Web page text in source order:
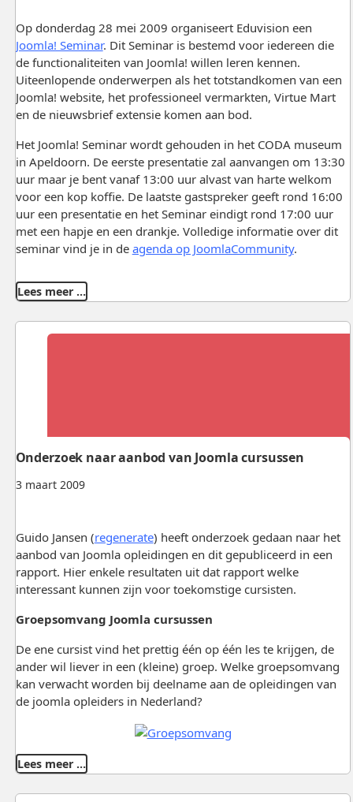
Op donderdag 28 mei 2009 organiseert Eduvision een
Joomla! Seminar. Dit Seminar is bestemd voor iedereen die
de functionaliteiten van Joomla! willen leren kennen.
Uiteenlopende onderwerpen als het totstandkomen van een
Joomla! website, het professioneel vermarkten, Virtue Mart
en de nieuwsbrief extensie komen aan bod.
Het Joomla! Seminar wordt gehouden in het CODA museum
in Apeldoorn. De eerste presentatie zal aanvangen om 13:30
uur maar je bent vanaf 13:00 uur alvast van harte welkom
voor een kop koffie. De laatste gastspreker geeft rond 16:00
uur een presentatie en het Seminar eindigt rond 17:00 uur
met een hapje en een drankje. Volledige informatie over dit
seminar vind je in de agenda op JoomlaCommunity.
Lees meer …
3 maart 2009
Onderzoek naar aanbod van Joomla cursussen
Guido Jansen (regenerate) heeft onderzoek gedaan naar het
aanbod van Joomla opleidingen en dit gepubliceerd in een
rapport. Hier enkele resultaten uit dat rapport welke
interessant kunnen zijn voor toekomstige cursisten.
Groepsomvang Joomla cursussen
De ene cursist vind het prettig één op één les te krijgen, de
ander wil liever in een (kleine) groep. Welke groepsomvang
kan verwacht worden bij deelname aan de opleidingen van
de joomla opleiders in Nederland?
Lees meer …